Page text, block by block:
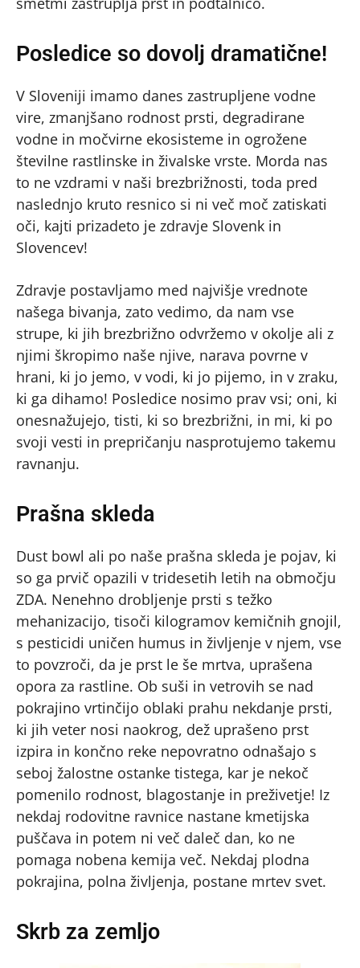
Posledice so dovolj dramatične!
V Sloveniji imamo danes zastrupljene vodne
vire, zmanjšano rodnost prsti, degradirane
vodne in močvirne ekosisteme in ogrožene
številne rastlinske in živalske vrste. Morda nas
to ne vzdrami v naši brezbrižnosti, toda pred
naslednjo kruto resnico si ni več moč zatiskati
oči, kajti prizadeto je zdravje Slovenk in
Slovencev!
Zdravje postavljamo med najvišje vrednote
našega bivanja, zato vedimo, da nam vse
strupe, ki jih brezbrižno odvržemo v okolje ali z
njimi škropimo naše njive, narava povrne v
hrani, ki jo jemo, v vodi, ki jo pijemo, in v zraku,
ki ga dihamo! Posledice nosimo prav vsi; oni, ki
onesnažujejo, tisti, ki so brezbrižni, in mi, ki po
svoji vesti in prepričanju nasprotujemo takemu
ravnanju.
Prašna skleda
Dust bowl ali po naše prašna skleda je pojav, ki
so ga prvič opazili v tridesetih letih na območju
ZDA. Nenehno drobljenje prsti s težko
mehanizacijo, tisoči kilogramov kemičnih gnojil,
s pesticidi uničen humus in življenje v njem, vse
to povzroči, da je prst le še mrtva, uprašena
opora za rastline. Ob suši in vetrovih se nad
pokrajino vrtinčijo oblaki prahu nekdanje prsti,
ki jih veter nosi naokrog, dež uprašeno prst
izpira in končno reke nepovratno odnašajo s
seboj žalostne ostanke tistega, kar je nekoč
pomenilo rodnost, blagostanje in preživetje! Iz
nekdaj rodovitne ravnice nastane kmetijska
puščava in potem ni več daleč dan, ko ne
pomaga nobena kemija več. Nekdaj plodna
pokrajina, polna življenja, postane mrtev svet.
Skrb za zemljo